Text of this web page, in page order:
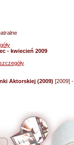
- kwiecień 2009
Aktorskiej (2009) [2009] -